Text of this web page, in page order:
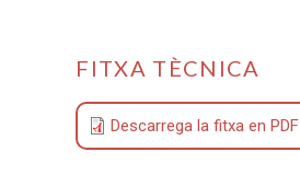
FITXA TÈCNICA
Descarrega la fitxa en PDF